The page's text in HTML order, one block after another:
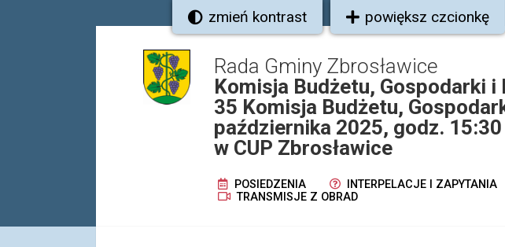
zmień kontrast powiększ czcionkę
Rada Gminy Zbrosławice
Komisja Budżetu, Gospodarki i
35 Komisja Budżetu,
października 2025, godz. 15:30
w CUP Zbrosławice
POSIEDZENIA INTERPELACJE I ZAPYTANIA
TRANSMISJE Z OBRAD